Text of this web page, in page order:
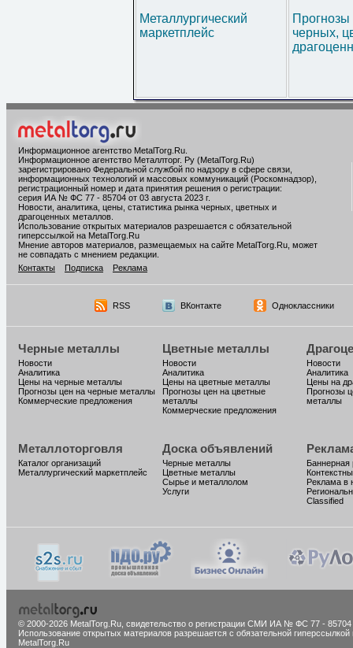
Металлургический
маркетплейс
черных,
Информационное агентство MetalTorg.Ru
Информационное агентство Металлторг. Ру (MetalTorg.Ru)
зарегистрировано Федеральной службой по надзору в сфере связи,
информационных технологий и массовых коммуникаций (Роскомнадзор),
регистрационный номер и дата принятия решения о регистрации:
серия ИА № ФС 77 - 85704 от 03 августа 2023 г.
Новости, аналитика, цены, статистика рынка черных, цветных и
драгоценных металлов.
Использование открытых материалов разрешается с обязательной
гиперссылкой на MetalTorg.Ru
Мнение авторов материалов, размещаемых на сайте MetalTorg.Ru, может
не совпадать с мнением редакции.
Контакты
Подписка Реклама
RSS ВКонтакте Одноклассники
Черные металлы
Новости
Аналитика
Цены на черные металлы
Прогнозы цен на черные металлы
Коммерческие предложения
Цветные металлы
Новости
Аналитика
Цены на цветные металлы
Прогнозы цен на цветные
металлы
Коммерческие предложения
Новости
Аналитика
Цены на
Прогнозы
металлы
Металлоторговля
Каталог организаций
Металлургический маркетплейс
Доска объявлений
Черные металлы
Цветные металлы
Сырье и металлолом
Услуги
Баннерная
Реклама в
Classified
© 2000-2026 MetalTorg.Ru, cвидетельство о регистрации СМИ ИА № ФС 77 - 85704
Использование открытых материалов разрешается с обязательной гиперссылкой
MetalTorg.Ru